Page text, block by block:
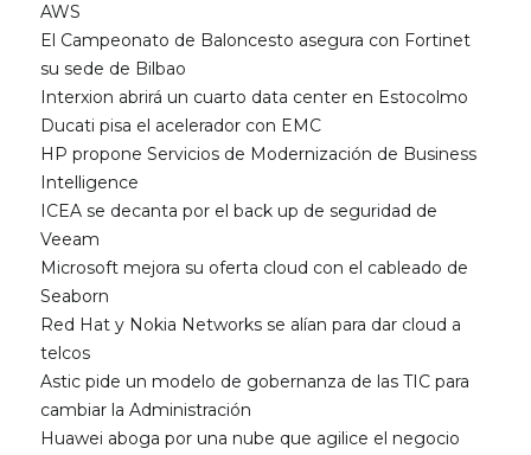
AWS
El Campeonato de Baloncesto asegura con Fortinet
su sede de Bilbao
Interxion abrirá un cuarto data center en Estocolmo
Ducati pisa el acelerador con EMC
HP propone Servicios de Modernización de Business
Intelligence
ICEA se decanta por el back up de seguridad de
Veeam
Microsoft mejora su oferta cloud con el cableado de
Seaborn
Red Hat y Nokia Networks se alían para dar cloud a
telcos
Astic pide un modelo de gobernanza de las TIC para
cambiar la Administración
Huawei aboga por una nube que agilice el negocio